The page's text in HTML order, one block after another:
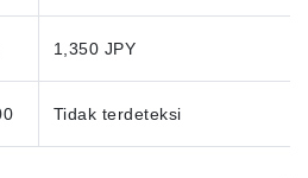
1,350 JPY
Tidak terdeteksi